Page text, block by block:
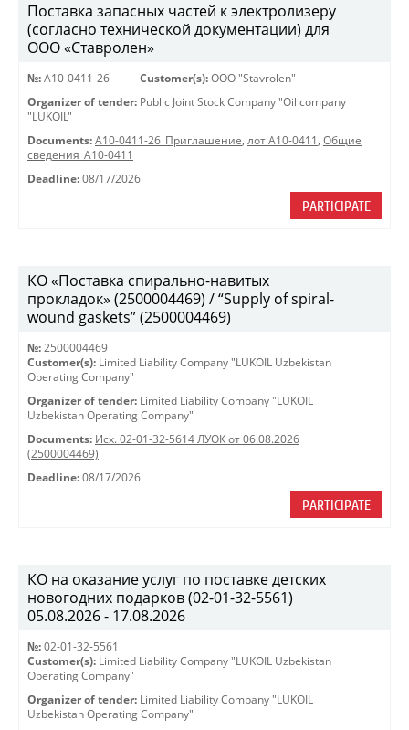
Поставка запасных частей к электролизеру
(согласно технической документации) для
ООО «Ставролен»
№: A10-0411-26 Customer(s): OOO "Stavrolen"
Organizer of tender: Public Joint Stock Company "Oil company
"LUKOIL"
Documents: A10-0411-26_Приглашение, лот А10-0411 , Общие
сведения_А10-0411
Deadline: 08/17/2026
PARTICIPATE
КО «Поставка спирально-навитых
прокладок» (2500004469) / “Supply of spiral-
wound gaskets” (2500004469)
№: 2500004469
Customer(s): Limited Liability Company "LUKOIL Uzbekistan
Operating Company"
Organizer of tender: Limited Liability Company "LUKOIL
Uzbekistan Operating Company"
Documents: Исх. 02-01-32-5614 ЛУОК от 06.08.2026
(2500004469)
Deadline: 08/17/2026
PARTICIPATE
КО на оказание услуг по поставке детских
новогодних подарков (02-01-32-5561)
05.08.2026 - 17.08.2026
№: 02-01-32-5561
Customer(s): Limited Liability Company "LUKOIL Uzbekistan
Operating Company"
Organizer of tender: Limited Liability Company "LUKOIL
Uzbekistan Operating Company"